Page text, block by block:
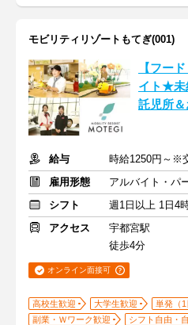
モビリティリゾートもてぎ(001)
【フー
イト★未
託児所
給与
時給1250円～※
雇用形態
アルバイト・パ
シフト
週1日以上 1日4
アクセス
宇都宮駅
徒歩4分
オンライン面接可
高校生歓迎 大学生歓迎
単発（1
副業・Ｗワーク歓迎
シフト自由・